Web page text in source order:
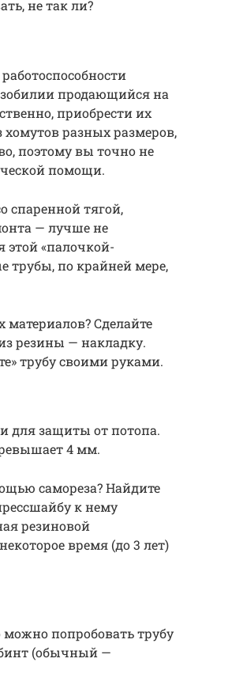
не так ли?
продающийся на
приобрести их
хомутов разных размеров,
поэтому вы точно не
помощи.
спаренной тягой,
— лучше не
этой «палочкой-
трубы, по крайней мере,
Сделайте
резины — накладку.
трубу своими руками.
для защиты от потопа.
4 мм.
самореза? Найдите
к нему
резиновой
время (до 3 лет)
попробовать трубу
(обычный —